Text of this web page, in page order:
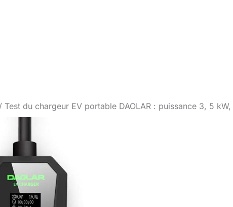
Test du chargeur EV portable DAOLAR : puissance 3, 5